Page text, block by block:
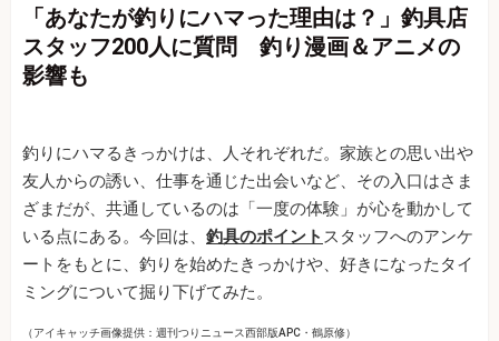
「あなたが釣りにハマった理由は？」釣具店
スタッフ200人に質問 釣り漫画＆アニメの
影響も
釣りにハマるきっかけは、人それぞれだ。家族との思い出や
友人からの誘い、仕事を通じた出会いなど、その入口はさま
ざまだが、共通しているのは「一度の体験」が心を動かして
いる点にある。今回は、 釣具のポイント スタッフへのアンケ
ートをもとに、釣りを始めたきっかけや、好きになったタイ
ミングについて掘り下げてみた。
（アイキャッチ画像提供：週刊つりニュース西部版APC・鶴原修）